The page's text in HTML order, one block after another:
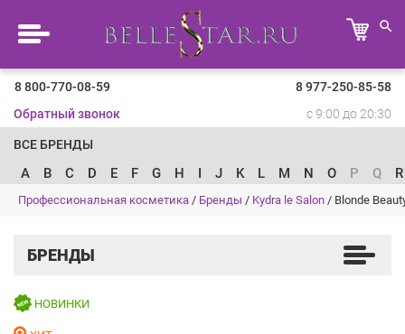
8 800-770-08-59
8 977-250-85-58
Обратный звонок
с 9:00 до 20:30
ВСЕ БРЕНДЫ
A B C D E F G H I J K L M N O P Q R
Профессиональная косметика / Бренды / Kydra le Salon / Blonde
БРЕНДЫ
НОВИНКИ